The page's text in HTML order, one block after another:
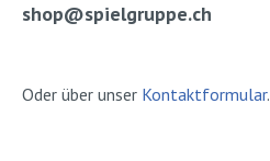
shop@spielgruppe.ch
Oder über unser Kontaktformular.